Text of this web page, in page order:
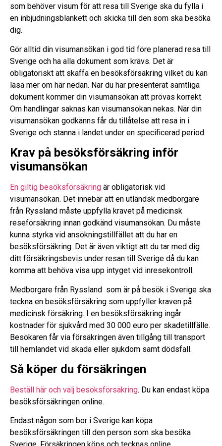
som behöver visum för att resa till Sverige ska du fylla i
en inbjudningsblankett och skicka till den som ska besöka
dig.
Gör alltid din visumansökan i god tid före planerad resa till
Sverige och ha alla dokument som krävs. Det är
obligatoriskt att skaffa en besöksförsäkring vilket du kan
läsa mer om här nedan. När du har presenterat samtliga
dokument kommer din visumansökan att prövas korrekt.
Om handlingar saknas kan visumansökan nekas. När din
visumansökan godkänns får du tillåtelse att resa in i
Sverige och stanna i landet under en specificerad period.
Krav på besöksförsäkring inför
visumansökan
En giltig besöksförsäkring är obligatorisk vid
visumansökan. Det innebär att en utländsk medborgare
från Ryssland måste uppfylla kravet på medicinsk
reseförsäkring innan godkänd visumansökan. Du måste
kunna styrka vid ansökningstillfället att du har en
besöksförsäkring. Det är även viktigt att du tar med dig
ditt försäkringsbevis under resan till Sverige då du kan
komma att behöva visa upp intyget vid inresekontroll.
Medborgare från Ryssland som är på besök i Sverige ska
teckna en besöksförsäkring som uppfyller kraven på
medicinsk försäkring. I en besöksförsäkring ingår
kostnader för sjukvård med 30 000 euro per skadetillfälle.
Besökaren får via försäkringen även tillgång till transport
till hemlandet vid skada eller sjukdom samt dödsfall.
Så köper du försäkringen
Beställ här och välj besöksförsäkring. Du kan endast köpa
besöksförsäkringen online.
Endast någon som bor i Sverige kan köpa
besöksförsäkringen till den person som ska besöka